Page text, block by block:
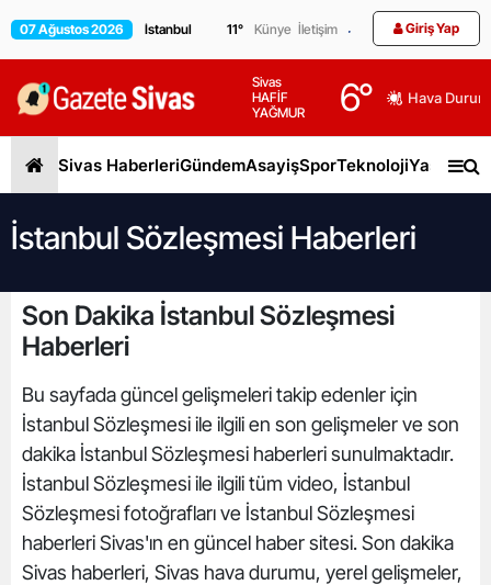
07 Ağustos 2026 11° Künye İletişim Giriş Yap
Sivas
HAFİF
YAĞMUR
6° Hava
Sivas HaberleriGündemAsayişSporTeknolojiYaşam
İstanbul Sözleşmesi Haberleri
Son Dakika İstanbul Sözleşmesi
Haberleri
Bu sayfada güncel gelişmeleri takip edenler için
İstanbul Sözleşmesi ile ilgili en son gelişmeler ve son
dakika İstanbul Sözleşmesi haberleri sunulmaktadır.
İstanbul Sözleşmesi ile ilgili tüm video, İstanbul
Sözleşmesi fotoğrafları ve İstanbul Sözleşmesi
haberleri Sivas'ın en güncel haber sitesi. Son dakika
Sivas haberleri, Sivas hava durumu, yerel gelişmeler,